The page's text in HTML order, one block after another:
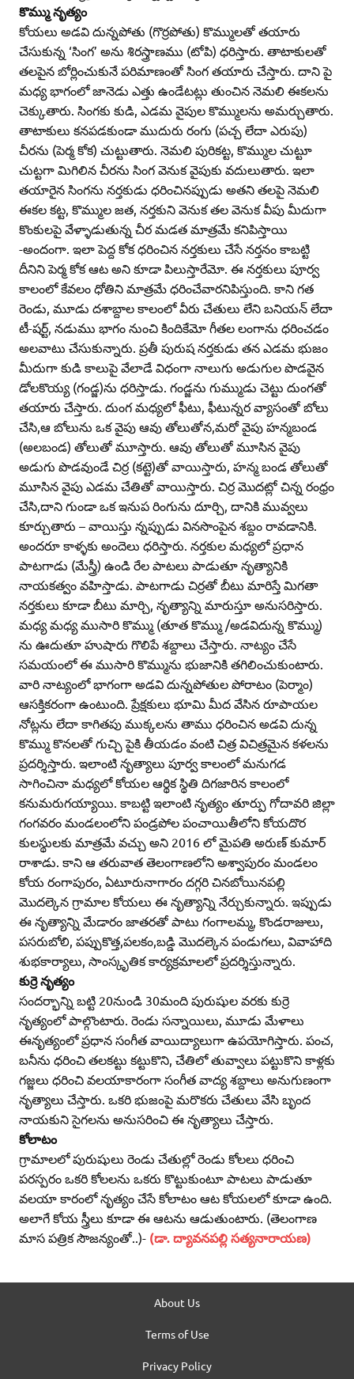
కొమ్ము నృత్యం
కోయలు అడవి దున్నపోతు (గొర్రపోతు) కొమ్ములతో తయారు
చేసుకున్న ‘సింగ’ అను శిరస్త్రాణము (టోపి) ధరిస్తారు. తాటాకులతో
తలపైన బోర్లించుకునే పరిమాణంతో సింగ తయారు చేస్తారు. దాని పై
మధ్య భాగంలో జానెడు ఎత్తు ఉండేటట్లు తుంచిన నెమలి ఈకలను
చెక్కుతారు. సింగకు కుడి, ఎడమ వైపుల కొమ్ములను అమర్చుతారు.
తాటాకులు కనపడకుండా ముదురు రంగు (పచ్చ లేదా ఎరుపు)
చీరను (పెర్మ కోక) చుట్టుతారు. నెమలి పురికట్ట, కొమ్ముల చుట్టూ
చుట్టగా మిగిలిన చీరను సింగ వెనుక వైపుకు వదులుతారు. ఇలా
తయారైన సింగను నర్తకుడు ధరించినప్పుడు అతని తలపై నెమలి
ఈకల కట్ట, కొమ్ముల జత, నర్తకుని వెనుక తల వెనుక వీపు మీదుగా
కొంకులపై వేళ్ళాడుతున్న చీర మడత మాత్రమే కనిపిస్తాయి
-అందంగా. ఇలా పెద్ద కోక ధరించిన నర్తకులు చేసే నర్తనం కాబట్టి
దీనిని పెర్మ కోక ఆట అని కూడా పిలుస్తారేమో. ఈ నర్తకులు పూర్వ
కాలంలో కేవలం ధోతిని మాత్రమే ధరించేవారనిపిస్తుంది. కాని గత
రెండు, మూడు దశాబ్దాల కాలంలో వీరు చేతులు లేని బనియన్‌ లేదా
టీ-షర్ట్‌, నడుము భాగం నుంచి కిందికేమో గీతల లంగాను ధరించడం
అలవాటు చేసుకున్నారు. ప్రతీ పురుష నర్తకుడు తన ఎడమ భుజం
మీదుగా కుడి కాలుపై వేలాడే విధంగా నాలుగు అడుగుల పొడవైన
డోలకొయ్య (గండ్జ)ను ధరిస్తాడు. గండ్జను గుమ్ముడు చెట్టు దుంగతో
తయారు చేస్తారు. దుంగ మధ్యలో ఫీటు, ఫీటున్నర వ్యాసంతో బోలు
చేసి,ఆ బోలును ఒక వైపు ఆవు తోలుతోన,మరో వైపు హన్మబండ
(అలబండ) తోలుతో మూస్తారు. ఆవు తోలుతో మూసిన వైపు
అడుగు పొడవుండే చిర్ర (కట్టె)తో వాయిస్తారు, హన్మ బండ తోలుతో
మూసిన వైపు ఎడమ చేతితో వాయిస్తారు. చిర్ర మొదట్లో చిన్న రంధ్రం
చేసి,దాని గుండా ఒక ఇనుప రింగును దూర్చి, దానికి మువ్వలు
కూర్చుతారు – వాయిస్తు న్నప్పుడు వినసొంపైన శబ్దం రావడానికి.
అందరూ కాళ్ళకు అందెలు ధరిస్తారు. నర్తకుల మధ్యలో ప్రధాన
పాటగాడు (మేస్త్రీ) ఉండి రేల పాటలు పాడుతూ నృత్యానికి
నాయకత్వం వహిస్తాడు. పాటగాడు చిర్రతో బీటు మారిస్తే మిగతా
నర్తకులు కూడా బీటు మార్చి, నృత్యాన్ని మారుస్తూ అనుసరిస్తారు.
మధ్య మధ్య ముసారి కొమ్ము (తూత కొమ్ము /అడవిదున్న కొమ్ము)
ను ఊదుతూ హుషారు గొలిపే శబ్దాలు చేస్తారు. నాట్యం చేసే
సమయంలో ఈ ముసారి కొమ్మును భుజానికి తగిలించుకుంటారు.
వారి నాట్యంలో భాగంగా అడవి దున్నపోతుల పోరాటం (పెర్మాం)
ఆసక్తికరంగా ఉంటుంది. ప్రేక్షకులు భూమి మీద వేసిన రూపాయల
నోట్లను లేదా కాగితపు ముక్కలను తాము ధరించిన అడవి దున్న
కొమ్ము కొనలతో గుచ్చి పైకి తీయడం వంటి చిత్ర విచిత్రమైన కళలను
ప్రదర్శిస్తారు. ఇలాంటి నృత్యాలు పూర్వ కాలంలో మనుగడ
సాగించినా మధ్యలో కోయల ఆర్థిక స్థితి దిగజారిన కాలంలో
కనుమరుగయ్యాయి. కాబట్టి ఇలాంటి నృత్యం తూర్పు గోదావరి జిల్లా
గంగవరం మండలంలోని పండ్రపోల పంచాయితీలోని కోయదొర
కులస్థులకు మాత్రమే వచ్చు అని 2016 లో మైపతి అరుణ్‌ కుమార్‌
రాశాడు. కాని ఆ తరువాత తెలంగాణలోని అశ్వాపురం మండలం
కోయ రంగాపురం, ఏటూరునాగారం దగ్గరి చినబోయినపల్లి
మొదల్కెన గ్రామాల కోయలు ఈ నృత్యాన్ని నేర్చుకున్నారు. ఇప్పుడు
ఈ నృత్యాన్ని మేడారం జాతరతో పాటు గంగాలమ్మ, కొండరాజులు,
పసరుబోలి, పప్పుకొత్త,పలకం,బడ్డి మొదల్కెన పండుగలు, వివాహాది
శుభకార్యాలు, సాంస్కృతిక కార్యక్రమాలలో ప్రదర్శిస్తున్నారు.
కుర్రె నృత్యం
సందర్భాన్ని బట్టి 20నుండి 30మంది పురుషుల వరకు కుర్రె
నృత్యంలో పాల్గొంటారు. రెండు సన్నాయిలు, మూడు మేళాలు
ఈనృత్యంలో ప్రధాన సంగీత వాయిద్యాలుగా ఉపయోగిస్తారు. పంచ,
బనీను ధరించి తలకట్టు కట్టుకొని, చేతిలో తువ్వాలు పట్టుకొని కాళ్లకు
గజ్జలు ధరించి వలయాకారంగా సంగీత వాద్య శబ్దాలు అనుగుణంగా
నృత్యాలు చేస్తారు. ఒకరి భుజంపై మరొకరు చేతులు వేసి బృంద
నాయకుని సైగలను అనుసరించి ఈ నృత్యాలు చేస్తారు.
కోలాటం
గ్రామాలలో పురుషులు రెండు చేతుల్లో రెండు కోలలు ధరించి
పరస్పరం ఒకరి కోలలను ఒకరు కొట్టుకుంటూ పాటలు పాడుతూ
వలయా కారంలో నృత్యం చేసే కోలాటం ఆట కోయలలో కూడా ఉంది.
అలాగే కోయ స్త్రీలు కూడా ఈ ఆటను ఆడుతుంటారు. (తెలంగాణ
మాస పత్రిక సౌజన్యంతో..)- (డా. ద్యావనపల్లి సత్యనారాయణ)
About Us
Terms of Use
Privacy Policy